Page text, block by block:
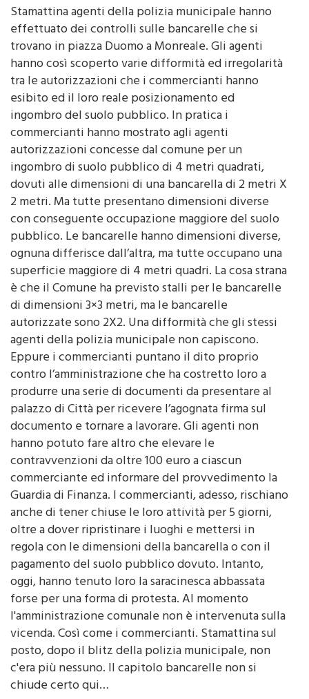
Stamattina agenti della polizia municipale hanno
effettuato dei controlli sulle bancarelle che si
trovano in piazza Duomo a Monreale. Gli agenti
hanno così scoperto varie difformità ed irregolarità
tra le autorizzazioni che i commercianti hanno
esibito ed il loro reale posizionamento ed
ingombro del suolo pubblico. In pratica i
commercianti hanno mostrato agli agenti
autorizzazioni concesse dal comune per un
ingombro di suolo pubblico di 4 metri quadrati,
dovuti alle dimensioni di una bancarella di 2 metri X
2 metri. Ma tutte presentano dimensioni diverse
con conseguente occupazione maggiore del suolo
pubblico. Le bancarelle hanno dimensioni diverse,
ognuna differisce dall’altra, ma tutte occupano una
superficie maggiore di 4 metri quadri. La cosa strana
è che il Comune ha previsto stalli per le bancarelle
di dimensioni 3×3 metri, ma le bancarelle
autorizzate sono 2X2. Una difformità che gli stessi
agenti della polizia municipale non capiscono.
Eppure i commercianti puntano il dito proprio
contro l’amministrazione che ha costretto loro a
produrre una serie di documenti da presentare al
palazzo di Città per ricevere l’agognata firma sul
documento e tornare a lavorare. Gli agenti non
hanno potuto fare altro che elevare le
contravvenzioni da oltre 100 euro a ciascun
commerciante ed informare del provvedimento la
Guardia di Finanza. I commercianti, adesso, rischiano
anche di tener chiuse le loro attività per 5 giorni,
oltre a dover ripristinare i luoghi e mettersi in
regola con le dimensioni della bancarella o con il
pagamento del suolo pubblico dovuto. Intanto,
oggi, hanno tenuto loro la saracinesca abbassata
forse per una forma di protesta. Al momento
l'amministrazione comunale non è intervenuta sulla
vicenda. Così come i commercianti. Stamattina sul
posto, dopo il blitz della polizia municipale, non
c'era più nessuno. Il capitolo bancarelle non si
chiude certo qui…